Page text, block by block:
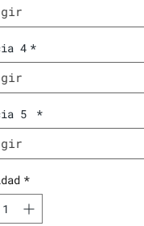
4 *
5 *
*